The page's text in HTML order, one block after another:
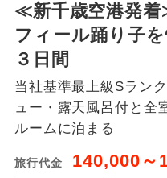
≪新千歳空港発
フィール踊り子
３日間
当社基準最上級Sラン
ュー・露天風呂付と全
ルームに泊まる
旅行代金 140,000～
2026/10/6〜2027/
1,160円、子供
2027/6/5〜 羽田空
供1,180円、幼児
新千歳空港往復：
児740円
現地添乗員同
現地
（駅
バスガイド乗
務
があ
新コース
ユネ